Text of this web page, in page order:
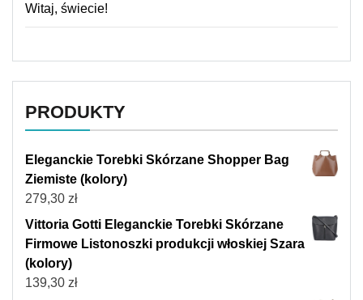
Witaj, świecie!
PRODUKTY
Eleganckie Torebki Skórzane Shopper Bag
Ziemiste (kolory)
279,30 zł
Vittoria Gotti Eleganckie Torebki Skórzane
Firmowe Listonoszki produkcji włoskiej Szara
(kolory)
139,30 zł